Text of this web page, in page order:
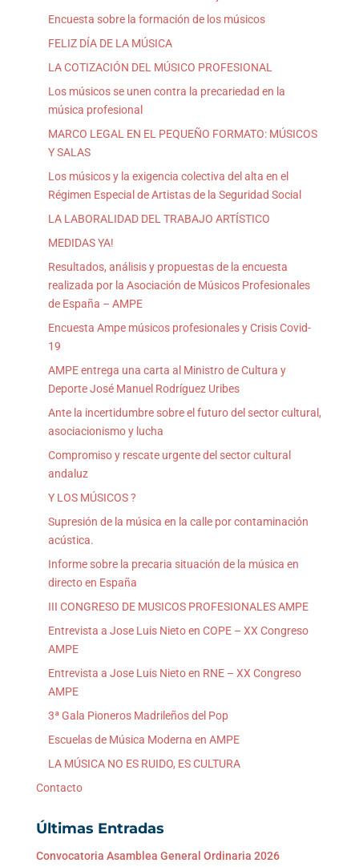
Encuesta sobre la formación de los músicos
FELIZ DÍA DE LA MÚSICA
LA COTIZACIÓN DEL MÚSICO PROFESIONAL
Los músicos se unen contra la precariedad en la
música profesional
MARCO LEGAL EN EL PEQUEÑO FORMATO: MÚSICOS
Y SALAS
Los músicos y la exigencia colectiva del alta en el
Régimen Especial de Artistas de la Seguridad Social
LA LABORALIDAD DEL TRABAJO ARTÍSTICO
MEDIDAS YA!
Resultados, análisis y propuestas de la encuesta
realizada por la Asociación de Músicos Profesionales
de España – AMPE
Encuesta Ampe músicos profesionales y Crisis Covid-
19
AMPE entrega una carta al Ministro de Cultura y
Deporte José Manuel Rodríguez Uribes
Ante la incertidumbre sobre el futuro del sector cultural,
asociacionismo y lucha
Compromiso y rescate urgente del sector cultural
andaluz
Y LOS MÚSICOS ?
Supresión de la música en la calle por contaminación
acústica.
Informe sobre la precaria situación de la música en
directo en España
III CONGRESO DE MUSICOS PROFESIONALES AMPE
Entrevista a Jose Luis Nieto en COPE – XX Congreso
AMPE
Entrevista a Jose Luis Nieto en RNE – XX Congreso
AMPE
3ª Gala Pioneros Madrileños del Pop
Escuelas de Música Moderna en AMPE
LA MÚSICA NO ES RUIDO, ES CULTURA
Contacto
Últimas Entradas
Convocatoria Asamblea General Ordinaria 2026